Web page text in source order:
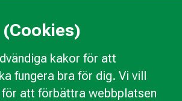
kakor för att
fungera bra för dig. Vi vill
för att förbättra webbplatsen
och skuldrådgivning